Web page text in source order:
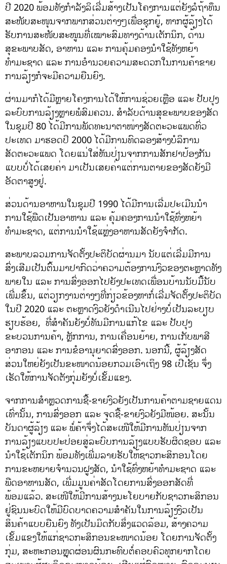
ປີ 2020 ພ້ອມທັງກຳລັງລິເລີ່ມສ້າງເປັນໂຄງການແຕ່ຍັງລໍຖ້າທຶນ
ສະໜັບສະໜຸນຈາກພາກສ່ວນຕ່າງໆເພື່ອຊຸກຍູ້, ຫາກຜູ້ລ້ຽງໄດ້
ຮັບການສະໜັບສະໜູນທີ່ເໝາະສົມທາງດ້ານເຕັກນິກ, ດ້ານ
ສຸຂະພາບສັດ, ອາຫານ ແລະ ການຄຸ້ມຄອງນຳໃຊ້ທັງຫຍ້າ
ທຳມະຊາດ ແລະ ການອຳນວຍຄວາມສະດວກໃນການຄ້າຂາຍ
ການລ້ຽງກໍຈະມີຄວາມຍືນຍົງ.
ຜ່ານມາກໍໄດ້ມີຫຼາຍໂຄງການໄດ້ໃຫ້ການຊ່ວຍເຫຼືອ ແລະ ປັບປຸງ
ລະບົບການລ້ຽງຫຼາຍພໍສົມຄວນ. ສຳລັບດ້ານສຸຂະພາບຂອງສັດ
ໃນຊຸມປີ 80 ໄດ້ມີການພັດທະນາຕາໜ່າງສັດຕະວະແພດທົ່ວ
ປະເທດ ມາຮອດປິ 2000 ໄດ້ມີການທົດລອງສ້າງບໍລິການ
ສັດຕະວະແພດ ໂດຍແນ່ໃສ່ຫັນປ່ຽນຈາກການສັກຢາປ້ອງກັນ
ແບບບໍ່ໄດ້ເສຍຄ່າ ມາເປັນເສຍຄ່າແຕ່ການຕາຍຂອງສັດຍັງມີ
ອັດຕາສູງຢູ່.
ສ່ວນດ້ານອາຫານໃນຊຸມປີ 1990 ໄດ້ມີການເລີ່ມປະເມີນນຳ
ການໃຊ້ພືດເປັນອາຫານ ແລະ ຄຸ້ມຄອງການນຳໃຊ້ທົ່ງຫຍ້າ
ທຳມະຊາດ, ແຕ່ການນຳໃຊ້ແຫຼ່ງອາຫານສັດຍັງຈຳກັດ.
ສະພາບລວມການຈັດຕັ້ງປະຕິບັດຜ່ານມາ ນັບແຕ່ເລີ່ມມີການ
ສົ່ງເສີມເປັນຕົ້ນມາປາກົດວ່າຄວາມຕ້ອງການງົວຂອງຕະຫຼາດທັງ
ພາຍໃນ ແລະ ການສົ່ງອອກໄປຍັງປະເທດເພື່ອນບ້ານນັບມື້ນັບ
ເພີ່ມຂຶ້ນ, ແຕ່ວຽກງານຕ່າງໆທີ່ກ່ຽວຂ້ອງຫາກໍ່ເລີ່ມຈັດຕັ້ງປະຕິບັດ
ໃນປີ 2020 ແລະ ຕະຫຼາດງົວຍັງດຳເນີນໄປຢ່າງບໍ່ເປັນລະບຽບ
ຮຽບຮ້ອຍ, ທີ່ສຳຄັນຍັງບໍ່ທັນມີການແກ້ໄຂ ແລະ ປັບປຸງ
ຂະບວນການຄ້າ, ຫຼັກການ, ການເຄື່ອນຍ້າຍ, ການເກັບພາສີ
ອາກອນ ແລະ ການຂໍອານຸຍາດສົ່ງອອກ. ນອກນີ້, ຜູ້ລ້ຽງສັດ
ສ່ວນໃຫຍ່ຍັງເປັນຂະໜາດນ້ອຍກວມເອົາເຖິງ 98 ເປີເຊັນ ຈຶ່ງ
ເຮັດໃຫ້ການຈັດຕັງກຸ່ມຍັງບໍ່ເຂັ້ມແຂງ.
ຈາກການສຳຫຼວດການຊື້-ຂາຍງົວຍັງເປັນການຄ້າຕາມຊາຍແດນ
ເທົ່ານັ້ນ, ການສົ່ງອອກ ແລະ ຈຸດຊື້-ຂາຍງົວຍັງມີໜ້ອຍ. ສະນັ້ນ
ບັນດາຜູ້ລ້ຽງ ແລະ ພໍ່ຄ້າຈຶ່ງໄດ້ສະເໜີໃຫ້ມີການຫັນປ່ຽນຈາກ
ການລ້ຽງແບບປະປ່ອຍສູ່ລະບົບການລ້ຽງແບບຮັບຜິດຊອບ ແລະ
ນຳໃຊ້ເຕັກນິກ ພ້ອມທັງເພີ່ມລາຍຮັບໃຫ້ຊາວກະສິກອນໂດຍ
ການຂະຫຍາຍຈຳນວນຝູງສັດ, ນຳໃຊ້ທົ່ງຫຍ້າທຳມະຊາດ ແລະ
ພືດອາຫານສັດ, ເພີ່ມມູນຄ່າສັດໂດຍການສົ່ງອອກສັດທີ່
ພ້ອມແລ້ວ. ສະເໜີໃຫ້ມີການສ້າງນະໂຍບາຍກັບຊາວກະສິກອນ
ຢູ່ຊົນນະບົດໃຫ້ມີບົດບາດຄວາມສຳຄັນໃນການລ້ຽງງົວເປັນ
ສິນຄ້າແບບຍືນຍົງ ທັງເປັນມິດກັບສິ່ງແວດລ້ອມ, ສ້າງຄວາມ
ເຂັ້ມແຂງໃຫ້ແກ່ຊາວກະສິກອນຂະໜາດນ້ອຍ ໂດຍການຈັດຕັ້ງ
ກຸ່ມ, ສະຫະກອນຫຼຸດຜ່ອນຜົນກະທົບຕໍ່ຄອບຄົວທຸກຍາກໂດຍ